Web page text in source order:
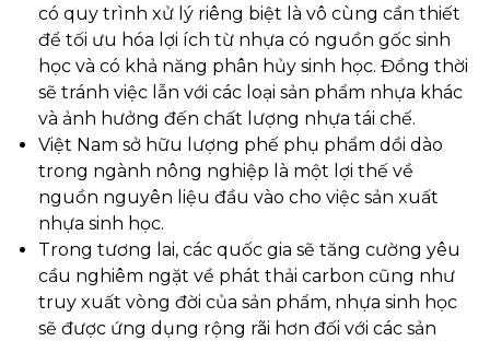
có quy trình xử lý riêng biệt là vô cùng cần thiết
để tối ưu hóa lợi ích từ nhựa có nguồn gốc sinh
học và có khả năng phân hủy sinh học. Đồng thời
sẽ tránh việc lẫn với các loại sản phẩm nhựa khác
và ảnh hưởng đến chất lượng nhựa tái chế.
Việt Nam sở hữu lượng phế phụ phẩm dồi dào
trong ngành nông nghiệp là một lợi thế về
nguồn nguyên liệu đầu vào cho việc sản xuất
nhựa sinh học.
Trong tương lai, các quốc gia sẽ tăng cường yêu
cầu nghiêm ngặt về phát thải carbon cũng như
truy xuất vòng đời của sản phẩm, nhựa sinh học
sẽ được ứng dụng rộng rãi hơn đối với các sản